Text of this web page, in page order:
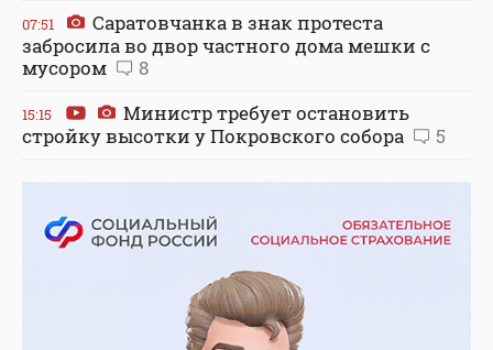
07:51
Саратовчанка в знак протеста
забросила во двор частного дома мешки с
мусором
8
15:15
Министр требует остановить
стройку высотки у Покровского собора
5